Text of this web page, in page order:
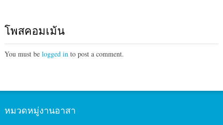
โพสคอมเม้น
You must be logged into post a comment.
หมวดหมู่งานอาสา